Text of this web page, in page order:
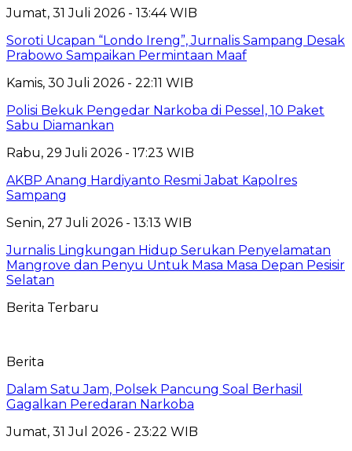
Jumat, 31 Juli 2026 - 13:44 WIB
Soroti Ucapan “Londo Ireng”, Jurnalis Sampang Desak
Prabowo Sampaikan Permintaan Maaf
Kamis, 30 Juli 2026 - 22:11 WIB
Polisi Bekuk Pengedar Narkoba di Pessel, 10 Paket
Sabu Diamankan
Rabu, 29 Juli 2026 - 17:23 WIB
AKBP Anang Hardiyanto Resmi Jabat Kapolres
Sampang
Senin, 27 Juli 2026 - 13:13 WIB
Jurnalis Lingkungan Hidup Serukan Penyelamatan
Mangrove dan Penyu Untuk Masa Masa Depan Pesisir
Selatan
Berita Terbaru
Berita
Dalam Satu Jam, Polsek Pancung Soal Berhasil
Gagalkan Peredaran Narkoba
Jumat, 31 Jul 2026 - 23:22 WIB